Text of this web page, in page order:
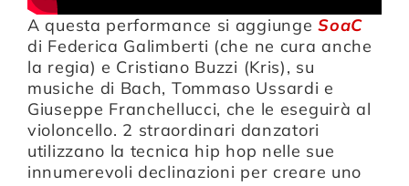
A questa performance si aggiungeSoaC
di Federica Galimberti (che ne cura anche
la regia) e Cristiano Buzzi (Kris), su
musiche di Bach, Tommaso Ussardi e
Giuseppe Franchellucci, che le eseguirà al
violoncello. 2 straordinari danzatori
utilizzano la tecnica hip hop nelle sue
innumerevoli declinazioni per creare uno